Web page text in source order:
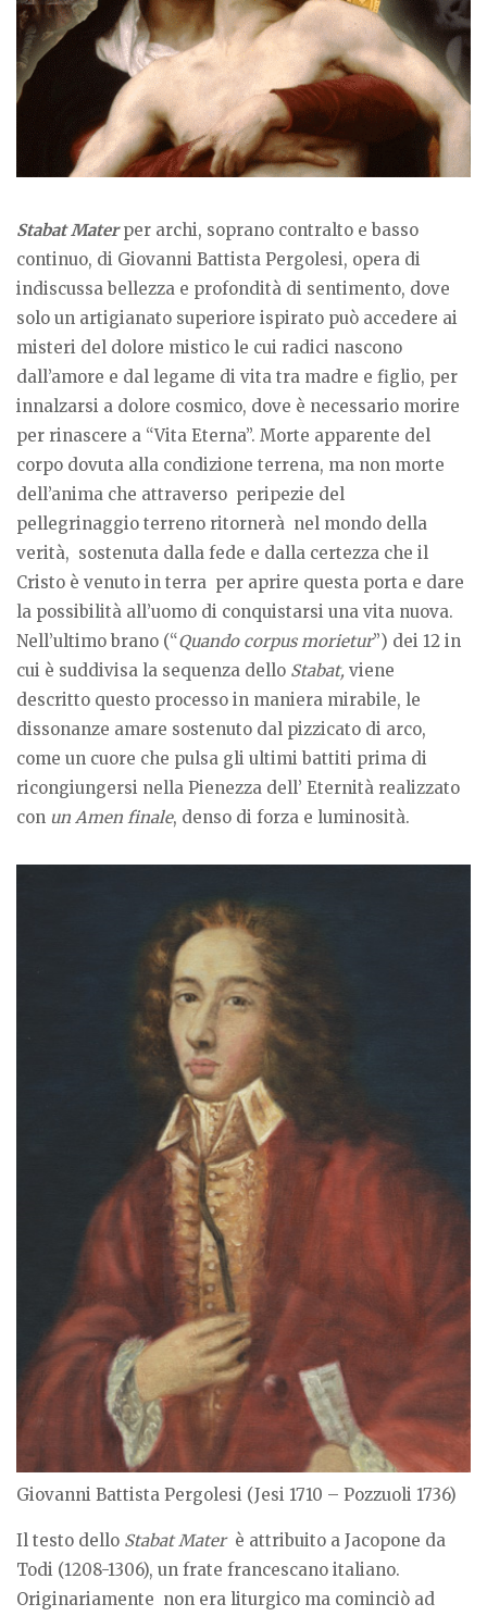
Stabat Materper archi, soprano contralto e basso
continuo, di Giovanni Battista Pergolesi, opera di
indiscussa bellezza e profondità di sentimento, dove
solo un artigianato superiore ispirato può accedere ai
misteri del dolore mistico le cui radici nascono
dall’amore e dal legame di vita tra madre e figlio, per
innalzarsi a dolore cosmico, dove è necessario morire
per rinascere a “Vita Eterna”. Morte apparente del
corpo dovuta alla condizione terrena, ma non morte
dell’anima che attraverso peripezie del
pellegrinaggio terreno ritornerà nel mondo della
verità, sostenuta dalla fede e dalla certezza che il
Cristo è venuto in terra per aprire questa porta e dare
la possibilità all’uomo di conquistarsi una vita nuova.
Nell’ultimo brano (“Quando corpus morietur”) dei 12 in
cui è suddivisa la sequenza dello Stabat, viene
descritto questo processo in maniera mirabile, le
dissonanze amare sostenuto dal pizzicato di arco,
come un cuore che pulsa gli ultimi battiti prima di
ricongiungersi nella Pienezza dell’ Eternità realizzato
con un Amen finale, denso di forza e luminosità.
Giovanni Battista Pergolesi (Jesi 1710 – Pozzuoli 1736)
Il testo dello Stabat Mater è attribuito a Jacopone da
Todi (1208-1306), un frate francescano italiano.
Originariamente non era liturgico ma cominciò ad